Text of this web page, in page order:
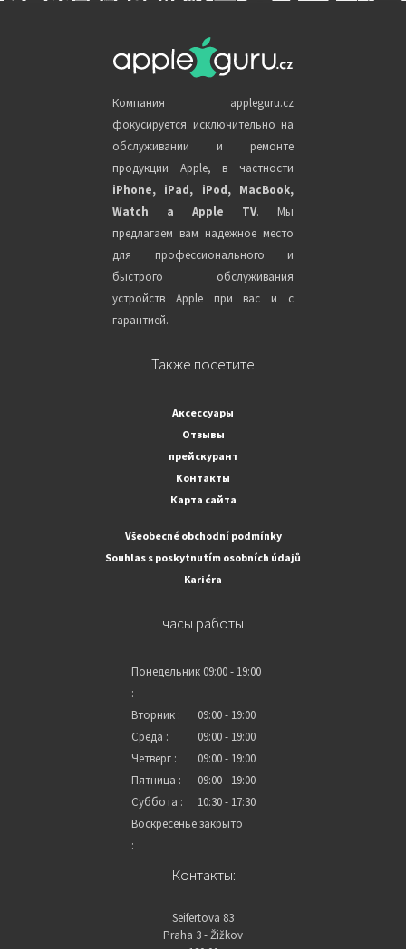
Компания appleguru.cz
фокусируется исключительно на
обслуживании и ремонте
продукции Apple, в частности
iPhone, iPad, iPod, MacBook,
Watch a Apple TV. Мы
предлагаем вам надежное место
для профессионального и
быстрого обслуживания
устройств Apple при вас и с
гарантией.
Также посетите
Аксессуары
Отзывы
прейскурант
Контакты
Карта сайта
Všeobecné obchodní podmínky
Souhlas s poskytnutím osobních údajů
Kariéra
часы работы
Понедельник
:
09:00 - 19:00
Вторник :
09:00 - 19:00
Среда :
09:00 - 19:00
Четверг :
09:00 - 19:00
Пятница :
09:00 - 19:00
Суббота :
10:30 - 17:30
Воскресенье
:
закрыто
Контакты:
Seifertova 83
Praha 3 - Žižkov